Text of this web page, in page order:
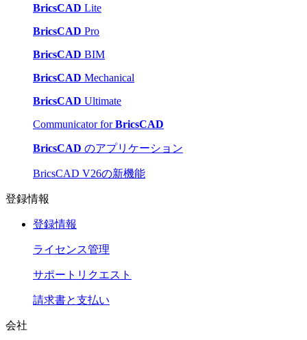
BricsCAD Lite
BricsCAD Pro
BricsCAD BIM
BricsCAD Mechanical
BricsCAD Ultimate
Communicator forBricsCAD
BricsCAD のアプリケーション
BricsCAD V26の新機能
登録情報
登録情報
ライセンス管理
サポートリクエスト
請求書と支払い
会社